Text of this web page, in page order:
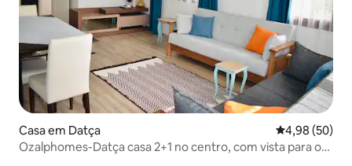
Casa em Datça Classificação
4,98 (50)
Ozalphomes-Datça casa 2+1 no centro, com vista para o